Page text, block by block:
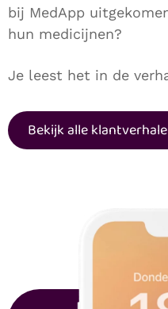
bij MedApp
hun medicijnen?
Je leest het in de
Bekijk alle